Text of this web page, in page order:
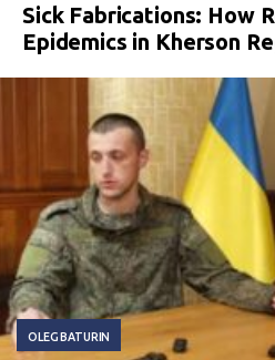
Sick Fabrications: How
Epidemics in Kherson
OLEG BATURIN